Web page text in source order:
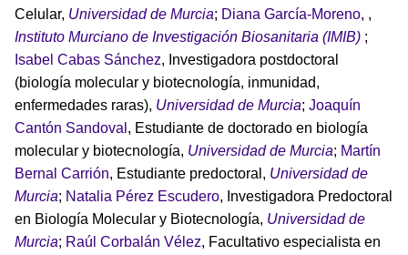
Celular, Universidad de Murcia; Diana García-Moreno, ,
Instituto Murciano de Investigación Biosanitaria (IMIB) ;
Isabel Cabas Sánchez, Investigadora postdoctoral
(biología molecular y biotecnología, inmunidad,
enfermedades raras), Universidad de Murcia; Joaquín
Cantón Sandoval , Estudiante de doctorado en biología
molecular y biotecnología, Universidad de Murcia; Martín
Bernal Carrión, Estudiante predoctoral, Universidad de
Murcia; Natalia Pérez Escudero, Investigadora Predoctoral
en Biología Molecular y Biotecnología, Universidad de
Murcia; Raúl Corbalán Vélez, Facultativo especialista en